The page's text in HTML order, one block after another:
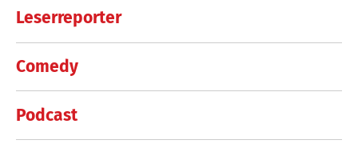
Leserreporter
Comedy
Podcast